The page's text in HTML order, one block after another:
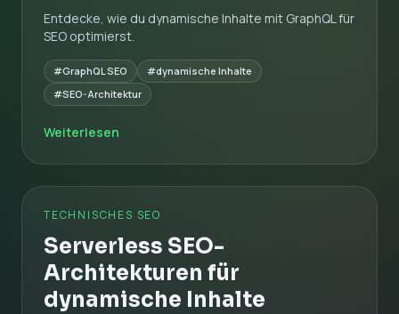
Entdecke, wie du dynamische Inhalte mit GraphQL für
SEO optimierst.
#GraphQL SEO
#dynamische Inhalte
#SEO-Architektur
Weiterlesen
TECHNISCHES SEO
Serverless SEO-
Architekturen für
dynamische Inhalte